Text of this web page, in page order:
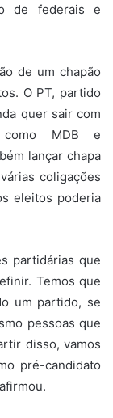
de federais e
de um chapão
O PT, partido
quer sair com
MDB e
lançar chapa
coligações
eleitos poderia
partidárias que
Temos que
um partido, se
pessoas que
disso, vamos
pré-candidato